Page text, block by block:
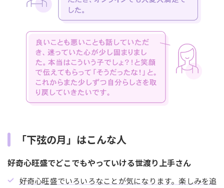
「下弦の月」はこんな人
好奇心旺盛でどこでもやっていける世渡り上手さん
好奇心旺盛でいろいろなことが気になります。楽しみを追